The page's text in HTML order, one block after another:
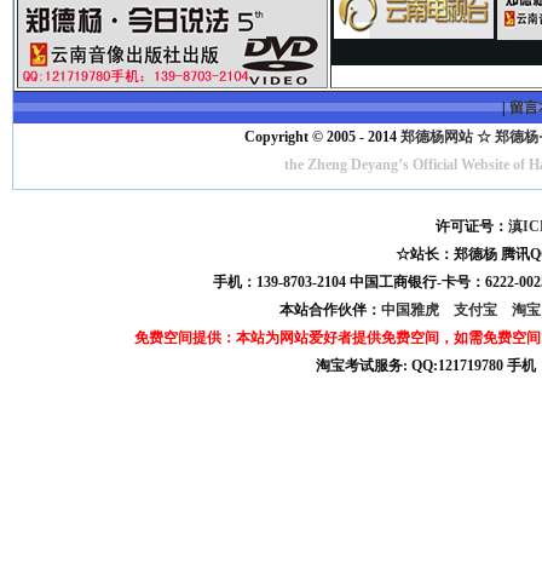
|留言
Copyright © 2005 - 2014 郑德杨网站 ☆ 郑德杨
the Zheng Deyang’s Official Website
许可证号：滇
☆站长：郑德杨 腾讯
手机：139-8703-2104 中国工商银行-卡号：6222-
本站合作伙伴： 中国雅虎 支付宝
淘
免费空间提供：本站为网站爱好者提供免费空间，如需免费空
淘宝考试服务: QQ:121719780 手